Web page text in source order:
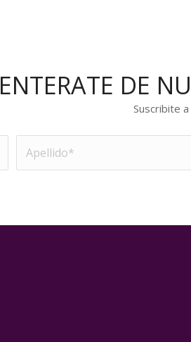
ENTERATE DE
Suscribite